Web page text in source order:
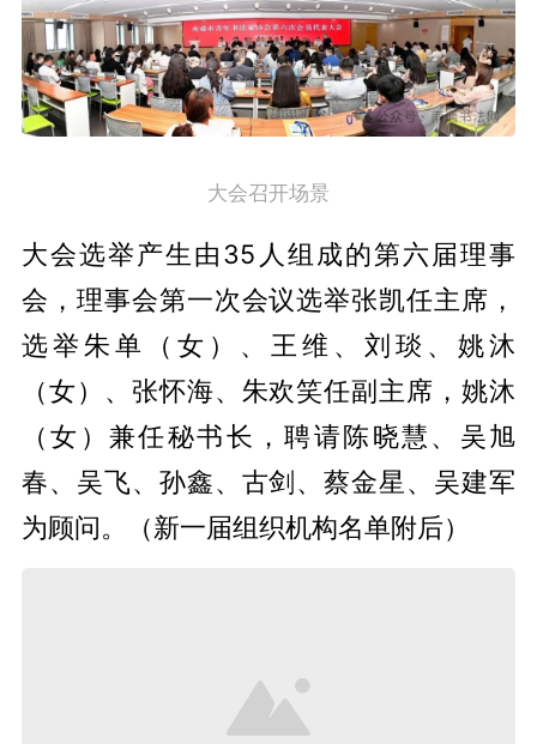
大会召开场景
大会选举产生由35人组成的第六届理事
会，理事会第一次会议选举张凯任主席，
选举朱单（女）、王维、刘琰、姚沐
（女）、张怀海、朱欢笑任副主席，姚沐
（女）兼任秘书长，聘请陈晓慧、吴旭
春、吴飞、孙鑫、古剑、蔡金星、吴建军
为顾问。（新一届组织机构名单附后）